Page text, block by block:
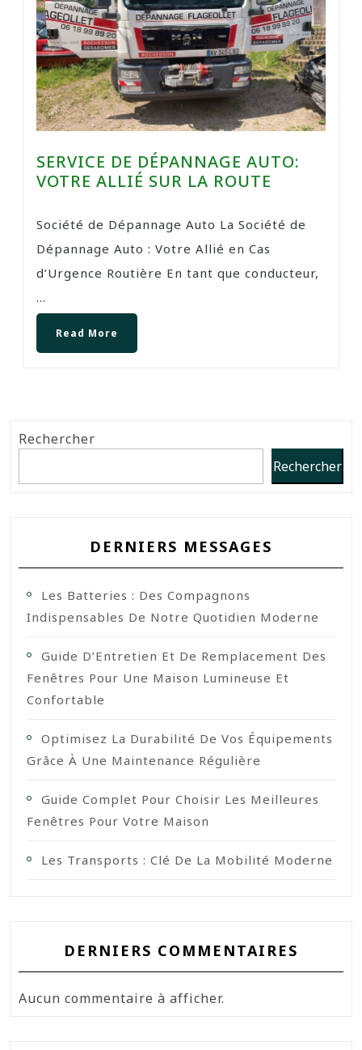
SERVICE DE DÉPANNAGE AUTO:
VOTRE ALLIÉ SUR LA ROUTE
Société de Dépannage Auto La Société de
Dépannage Auto : Votre Allié en Cas
d’Urgence Routière En tant que conducteur,
...
Read More
Rechercher
Rechercher
DERNIERS MESSAGES
Les Batteries : Des Compagnons
Indispensables De Notre Quotidien Moderne
Guide D’Entretien Et De Remplacement Des
Fenêtres Pour Une Maison Lumineuse Et
Confortable
Optimisez La Durabilité De Vos Équipements
Grâce À Une Maintenance Régulière
Guide Complet Pour Choisir Les Meilleures
Fenêtres Pour Votre Maison
Les Transports : Clé De La Mobilité Moderne
DERNIERS COMMENTAIRES
Aucun commentaire à afficher.